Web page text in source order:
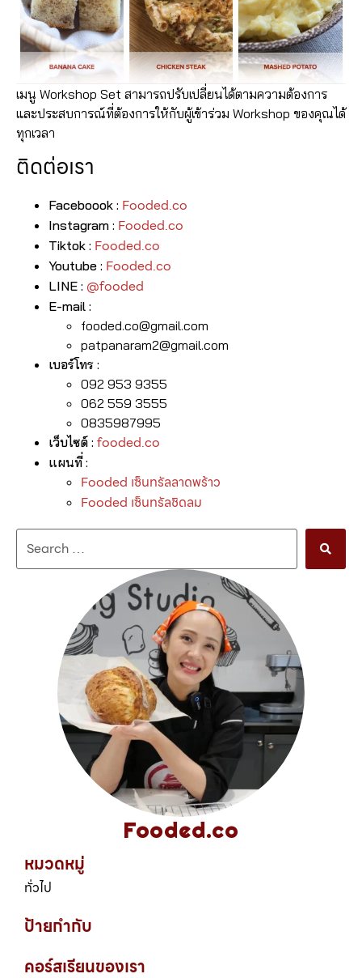
เมนู Workshop Set สามารถปรับเปลี่ยนได้ตามความต้องการ
และประสบการณ์ที่ต้องการให้กับผู้เข้าร่วม Workshop ของคุณได้
ทุกเวลา
ติดต่อเรา
Faceboook : Fooded.co
Instagram : Fooded.co
Tiktok : Fooded.co
Youtube : Fooded.co
LINE : @fooded
E-mail :
fooded.co@gmail.com
patpanaram2@gmail.com
เบอร์โทร :
092 953 9355
062 559 3555⁣
0835987995
เว็บไซต์ : fooded.co
แผนที่ :
Fooded เซ็นทรัลลาดพร้าว
Fooded เซ็นทรัลชิดลม
Fooded.co
หมวดหมู่
ทั่วไป
ป้ายกำกับ
คอร์สเรียนของเรา